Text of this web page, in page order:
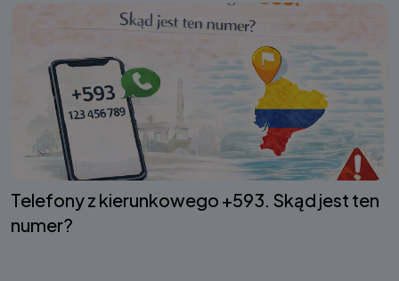
Telefony z kierunkowego +593. Skąd jest ten
numer?